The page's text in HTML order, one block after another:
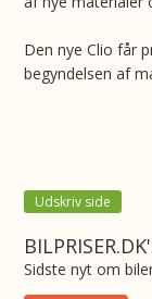
Den nye Clio får
begyndelsen af
Udskriv side
Sidste nyt om